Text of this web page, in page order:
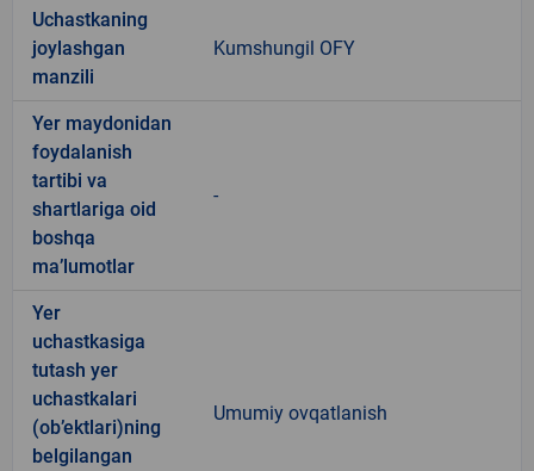
Uchastkaning
joylashgan
manzili
Kumshungil OFY
Yer maydonidan
foydalanish
tartibi va
shartlariga oid
boshqa
ma’lumotlar
-
Yer
uchastkasiga
tutash yer
uchastkalari
(ob’ektlari)ning
belgilangan
Umumiy ovqatlanish